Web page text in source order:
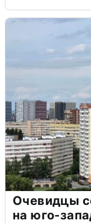
Очевидцы
на юго-